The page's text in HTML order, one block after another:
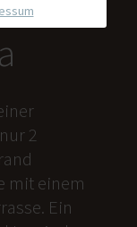
2
mit einem
Ein